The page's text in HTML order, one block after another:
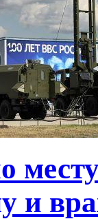
и